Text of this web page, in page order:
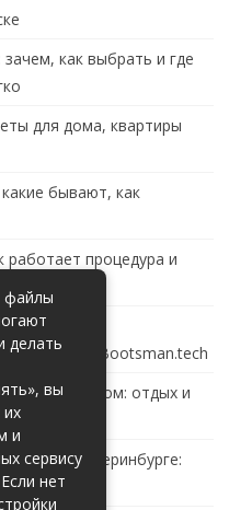
как выбрать и где
для дома, квартиры
бывают, как
работает процедура и
обзор
сайта Bootsman.tech
с бассейном: отдых и
в Екатеринбурге:
файлы
делать
вы
их
и
сервису
нет